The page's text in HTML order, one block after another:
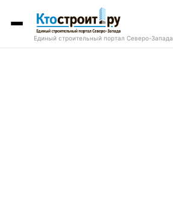
Единый строительный портал Северо-Запада